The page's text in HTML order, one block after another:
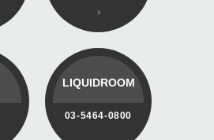
LIQUIDROOM
03-5464-0800